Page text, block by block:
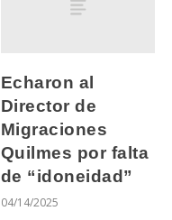
Echaron al
Director de
Migraciones
Quilmes por falta
de “idoneidad”
04/14/2025